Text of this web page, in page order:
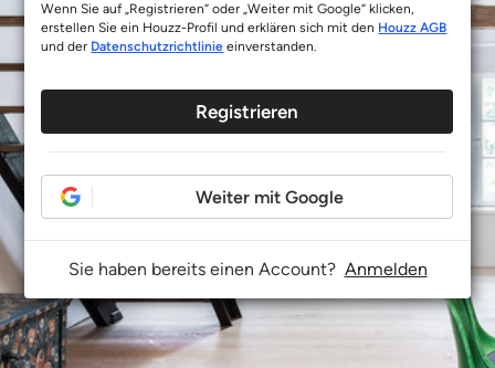
Wenn Sie auf „Registrieren“ oder „Weiter mit Google“ klicken,
erstellen Sie ein Houzz-Profil und erklären sich mit den Houzz AGB
und der Datenschutzrichtlinie einverstanden.
Registrieren
Weiter mit Google
Sie haben bereits einen Account? Anmelden